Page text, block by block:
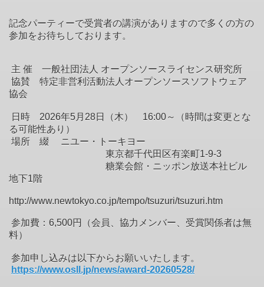
記念パーティーで受賞者の講演がありますので多くの方の
参加をお待ちしております。
主 催 一般社団法人 オープンソースライセンス研究所
協賛 特定非営利活動法人オープンソースソフトウェア
協会
日時 2026年5月28日（木） 16:00～（時間は変更とな
る可能性あり）
場所 綴 ニユー・トーキヨー
東京都千代田区有楽町1-9-3
糖業会館・ニッポン放送本社ビル
地下1階
http://www.newtokyo.co.jp/tempo/tsuzuri/tsuzuri.htm
参加費：6,500円（会員、協力メンバー、受賞関係者は無
料）
参加申し込みは以下からお願いいたします。
https://www.osll.jp/news/award-20260528/